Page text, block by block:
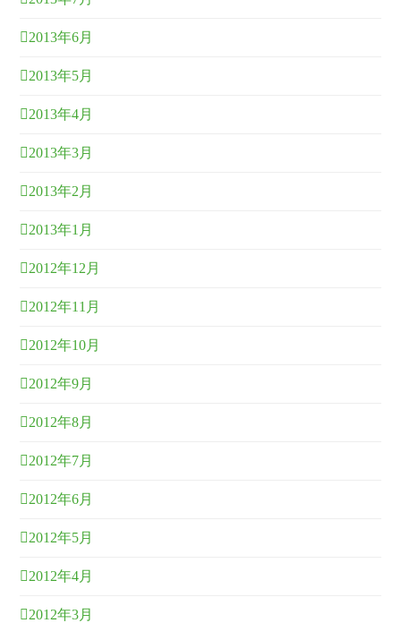
2013年6月
2013年5月
2013年4月
2013年3月
2013年2月
2013年1月
2012年12月
2012年11月
2012年10月
2012年9月
2012年8月
2012年7月
2012年6月
2012年5月
2012年4月
2012年3月